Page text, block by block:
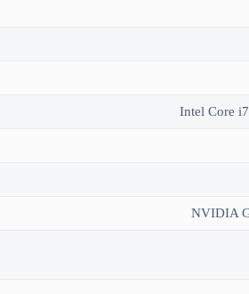
Intel Core
NVIDIA